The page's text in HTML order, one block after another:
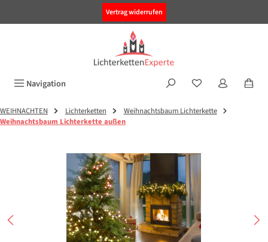
Vertrag widerrufen
Navigation
WEIHNACHTEN Lichterketten
Weihnachtsbaum Lichterkette
Weihnachtsbaum Lichterkette außen
Bildergalerie überspringen